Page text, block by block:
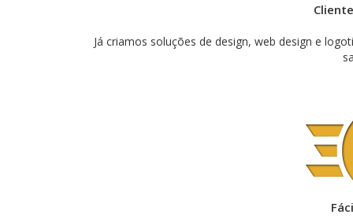
Já criamos soluções de design, web design e